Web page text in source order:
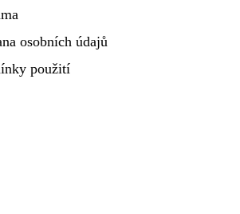
osobních údajů
použití